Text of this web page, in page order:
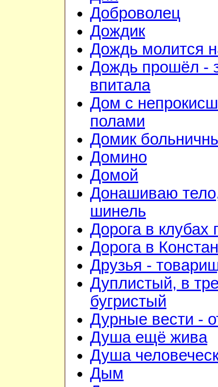
Доброволец
Дождик
Дождь молится
Дождь прошёл -
впитала
Дом с
полами
Домик
Домино
Домой
Донашиваю
шинель
Дорога в клубах
Дорога в
Друзья -
Дуплистый, в
бугристый
Дурные вести -
Душа ещё жива
Душа
Дым